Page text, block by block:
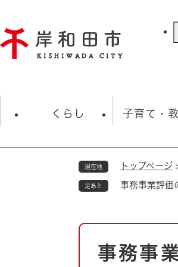
ジ
の
くらし
ごみ・衛生・動物
防災・防犯
子育て・
学校
現在地 トップページ
足あと 事務事業評価
本
事務事